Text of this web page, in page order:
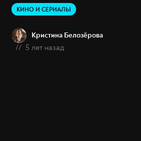
КИНО И СЕРИАЛЫ
Кристина Белозёрова
//5 лет назад